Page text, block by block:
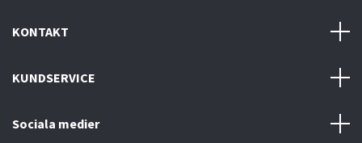
KONTAKT
KUNDSERVICE
Sociala medier